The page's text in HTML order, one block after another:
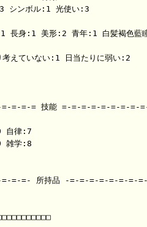
シンボル:1 光使い:3
:1 長身:1 美形:2 青年:1 白髪褐色藍
えていない:1 日当たりに弱い:2
=-=-= 技能 =-=-=-=-=-=-=-=-
自律:7
雑学:8
=-=- 所持品 -=-=-=-=-=-=-=-
□□□□□□□□□□□□□□□□□□□□□□□□□□□□□□□□□□□